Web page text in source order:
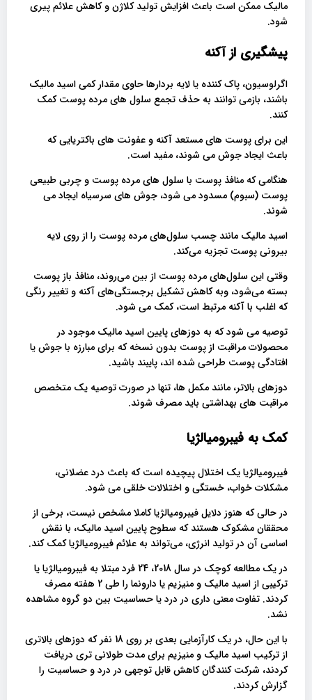
مالیک ممکن است باعث افزایش تولید کلاژن و کاهش علائم پیری
شود.
پیشگیری از آکنه
اگرلوسیون، پاک کننده یا لایه بردارها حاوی مقدار کمی اسید مالیک
باشند، بازمی توانند به حذف تجمع سلول های مرده پوست کمک
کنند.
این برای پوست های مستعد آکنه و عفونت های باکتریایی که
باعث ایجاد جوش می شوند، مفید است.
هنگامی که منافذ پوست با سلول های مرده پوست و چربی طبیعی
پوست (سبوم) مسدود می شود، جوش های سرسیاه ایجاد می
شوند.
اسید مالیک مانند چسب سلول‌های مرده پوست را از روی لایه
بیرونی پوست تجزیه می‌کند.
وقتی این سلول‌های مرده پوست از بین می‌روند، منافذ باز پوست
بسته می‌شود، وبه کاهش تشکیل برجستگی‌های آکنه و تغییر رنگی
که اغلب با آکنه مرتبط است، کمک می شود.
توصیه می شود که به دوزهای پایین اسید مالیک موجود در
محصولات مراقبت از پوست بدون نسخه که برای مبارزه با جوش یا
افتادگی پوست طراحی شده اند، پایبند باشید.
دوزهای بالاتر، مانند مکمل ها، تنها در صورت توصیه یک متخصص
مراقبت های بهداشتی باید مصرف شوند.
کمک به فیبرومیالژیا
فیبرومیالژیا یک اختلال پیچیده است که باعث درد عضلانی،
مشکلات خواب، خستگی و اختلالات خلقی می شود.
در حالی که هنوز دلایل فیبرومیالژیا کاملا مشخص نیست، برخی از
محققان مشکوک هستند که سطوح پایین اسید مالیک، با نقش
اساسی آن در تولید انرژی، می‌تواند به علائم فیبرومیالژیا کمک کند.
در یک مطالعه کوچک در سال 2018، 24 فرد مبتلا به فیبرومیالژیا یا
ترکیبی از اسید مالیک و منیزیم یا دارونما را طی 2 هفته مصرف
کردند. تفاوت معنی داری در درد یا حساسیت بین دو گروه مشاهده
نشد.
با این حال، در یک کارآزمایی بعدی بر روی 18 نفر که دوزهای بالاتری
از ترکیب اسید مالیک و منیزیم برای مدت طولانی تری دریافت
کردند، شرکت کنندگان کاهش قابل توجهی در درد و حساسیت را
گزارش کردند.